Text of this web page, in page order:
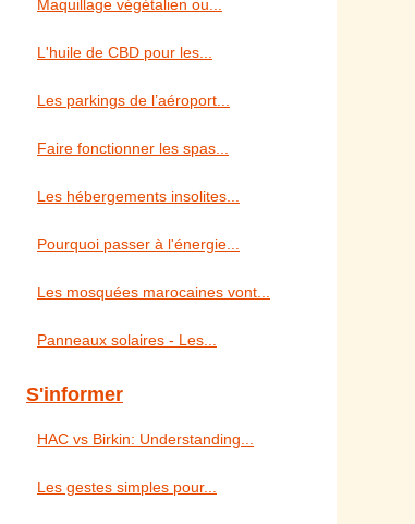
Maquillage végétalien ou...
L'huile de CBD pour les...
Les parkings de l’aéroport...
Faire fonctionner les spas...
Les hébergements insolites...
Pourquoi passer à l'énergie...
Les mosquées marocaines vont...
Panneaux solaires - Les...
S'informer
HAC vs Birkin: Understanding...
Les gestes simples pour...